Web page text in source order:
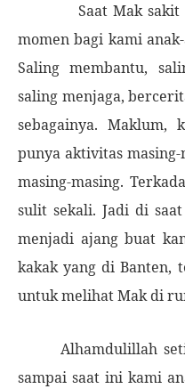
Saat Mak
momen bagi kami
Saling membantu,
saling menjaga,
sebagainya. Maklum,
punya aktivitas
masing-masing.
sulit sekali. Jadi di
menjadi ajang buat
kakak yang di Banten,
untuk melihat Mak di
Alhamdulillah
sampai saat ini kami